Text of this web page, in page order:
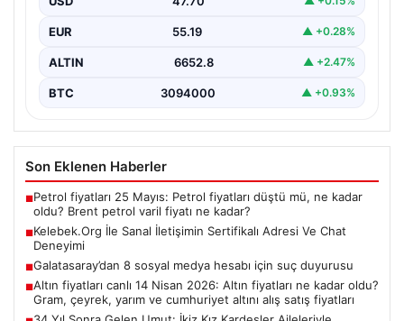
pek…
EUR 55.19 ▲ +0.28%
ALTIN 6652.8 ▲ +2.47%
BTC 3094000 ▲ +0.93%
Son Eklenen Haberler
■Petrol fiyatları 25 Mayıs: Petrol fiyatları düştü mü, ne kadar
oldu? Brent petrol varil fiyatı ne kadar?
■Kelebek.Org İle Sanal İletişimin Sertifikalı Adresi Ve Chat
Deneyimi
■Galatasaray’dan 8 sosyal medya hesabı için suç duyurusu
■Altın fiyatları canlı 14 Nisan 2026: Altın fiyatları ne kadar oldu?
Gram, çeyrek, yarım ve cumhuriyet altını alış satış fiyatları